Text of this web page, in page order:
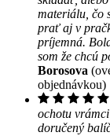
materiálu, čo
prať aj v
príjemná.
som že chcú
Borosova
objednávkou)
ochotu
doručený